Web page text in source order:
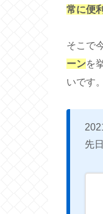
常に便
そこで
ーンを
いです。
先